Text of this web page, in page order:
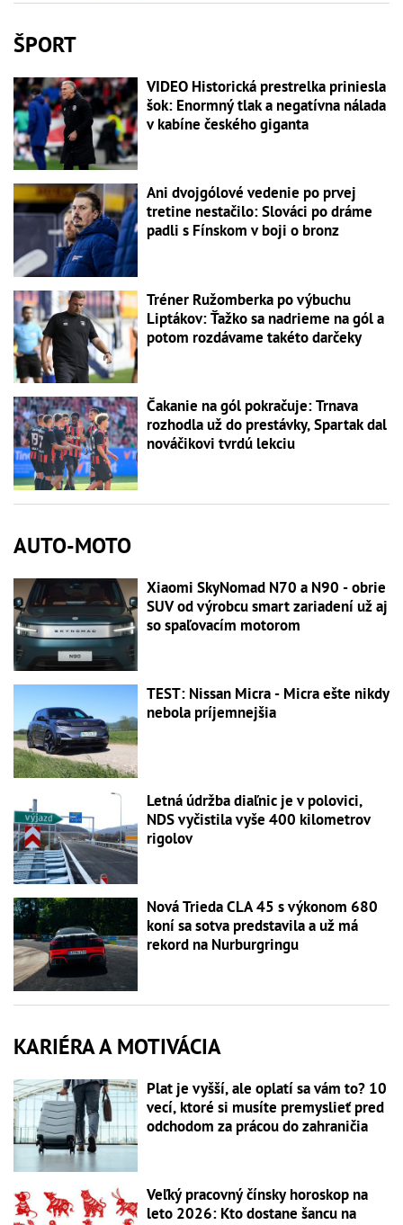
ŠPORT
VIDEO Historická prestrelka priniesla
šok: Enormný tlak a negatívna nálada
v kabíne českého giganta
Ani dvojgólové vedenie po prvej
tretine nestačilo: Slováci po dráme
padli s Fínskom v boji o bronz
Tréner Ružomberka po výbuchu
Liptákov: Ťažko sa nadrieme na gól a
potom rozdávame takéto darčeky
Čakanie na gól pokračuje: Trnava
rozhodla už do prestávky, Spartak dal
nováčikovi tvrdú lekciu
AUTO-MOTO
Xiaomi SkyNomad N70 a N90 - obrie
SUV od výrobcu smart zariadení už aj
so spaľovacím motorom
TEST: Nissan Micra - Micra ešte nikdy
nebola príjemnejšia
Letná údržba diaľnic je v polovici,
NDS vyčistila vyše 400 kilometrov
rigolov
Nová Trieda CLA 45 s výkonom 680
koní sa sotva predstavila a už má
rekord na Nurburgringu
KARIÉRA A MOTIVÁCIA
Plat je vyšší, ale oplatí sa vám to? 10
vecí, ktoré si musíte premyslieť pred
odchodom za prácou do zahraničia
Veľký pracovný čínsky horoskop na
leto 2026: Kto dostane šancu na